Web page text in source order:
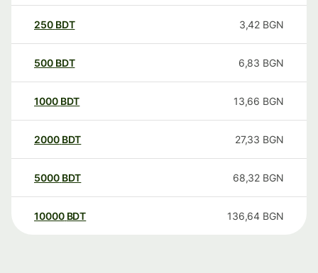
250 BDT 3,42 BGN
500 BDT 6,83 BGN
1000 BDT 13,66 BGN
2000 BDT 27,33 BGN
5000 BDT 68,32 BGN
10000 BDT 136,64 BGN